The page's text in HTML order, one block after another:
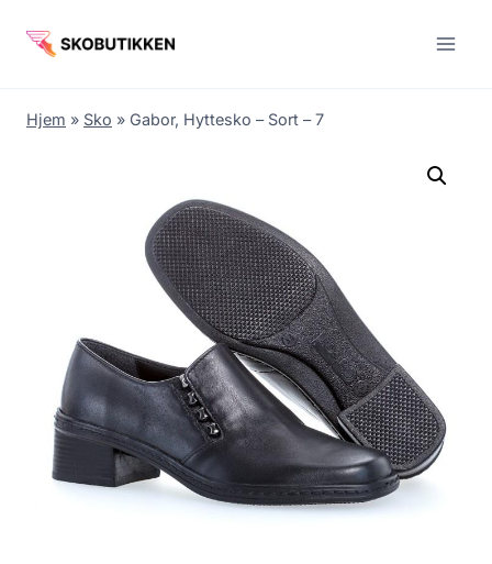
Hjem » Sko » Gabor, Hyttesko – Sort – 7